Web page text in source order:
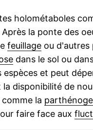
holométaboles
Après la ponte des
feuillage ou d'autres
dans le sol ou
espèces et peut
la disponibilité de
comme la
faire face aux